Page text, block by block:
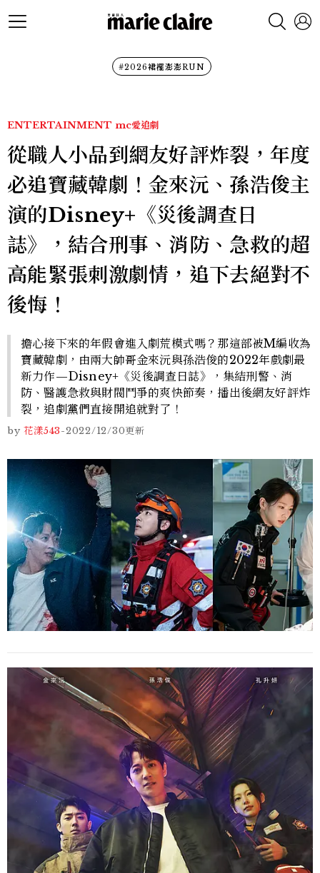
#2026裙襬澎澎RUN
ENTERTAINMENT mc愛追劇
從職人小品到網友好評炸裂，年度
必追寶藏韓劇！金來沅、孫浩俊主
演的Disney+《災後調查日
誌》，結合刑事、消防、急救的超
高能緊張刺激劇情，追下去絕對不
後悔！
擔心接下來的年假會進入劇荒模式嗎？那這部被M編收為
寶藏韓劇，由兩大帥哥金來沅與孫浩俊的2022年戲劇最
新力作—Disney+《災後調查日誌》，集結刑警、消
防、醫護急救與財閥鬥爭的爽快節奏，播出後網友好評炸
裂，追劇黨們直接開追就對了！
by 花漾543-2022/12/30更新